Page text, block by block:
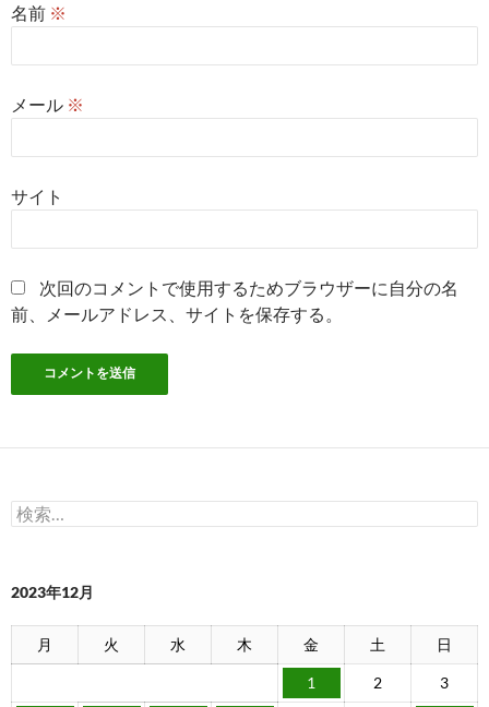
名前 ※
メール ※
サイト
次回のコメントで使用するためブラウザーに自分の名
前、メールアドレス、サイトを保存する。
検
索:
2023年12月
月 火 水 木 金 土 日
1 2 3